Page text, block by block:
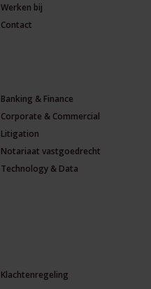
Werken bij
Contact
Banking & Finance
Corporate & Commercial
Litigation
Notariaat vastgoedrecht
Technology & Data
Klachtenregeling